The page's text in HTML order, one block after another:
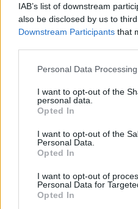
IAB’s list of downstream
also be disclosed by us to
Downstream Participants that
Please note that this website/
not limited to your visit or
grant or deny consent to
use your data for below
consent section.
Personal Data
I want to opt-out of the
personal data.
Opted In
I want to opt-out of the
Personal Data.
Opted In
I want to opt-out of
Personal Data for
Opted In
A zenét a Drittel Sextett